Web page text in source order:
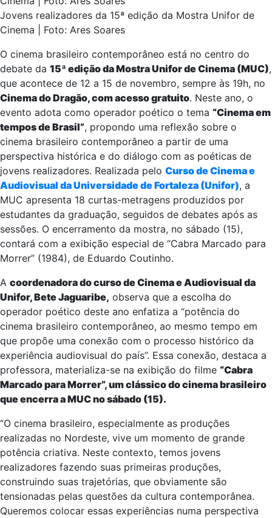
Jovens realizadores da 15ª edição da Mostra Unifor de
Cinema | Foto: Ares Soares
O cinema brasileiro contemporâneo está no centro do
debate da 15ª edição da Mostra Unifor de Cinema (MUC),
que acontece de 12 a 15 de novembro, sempre às 19h, no
Cinema do Dragão, com acesso gratuito. Neste ano, o
evento adota como operador poético o tema “Cinema em
tempos de Brasil”, propondo uma reflexão sobre o
cinema brasileiro contemporâneo a partir de uma
perspectiva histórica e do diálogo com as poéticas de
jovens realizadores. Realizada pelo Curso de Cinema e
Audiovisual da Universidade de Fortaleza (Unifor), a
MUC apresenta 18 curtas-metragens produzidos por
estudantes da graduação, seguidos de debates após as
sessões. O encerramento da mostra, no sábado (15),
contará com a exibição especial de “Cabra Marcado para
Morrer” (1984), de Eduardo Coutinho.
A coordenadora do curso de Cinema e Audiovisual da
Unifor, Bete Jaguaribe, observa que a escolha do
operador poético deste ano enfatiza a “potência do
cinema brasileiro contemporâneo, ao mesmo tempo em
que propõe uma conexão com o processo histórico da
experiência audiovisual do país”. Essa conexão, destaca a
professora, materializa-se na exibição do filme “Cabra
Marcado para Morrer”, um clássico do cinema brasileiro
que encerra a MUC no sábado (15).
“O cinema brasileiro, especialmente as produções
realizadas no Nordeste, vive um momento de grande
potência criativa. Neste contexto, temos jovens
realizadores fazendo suas primeiras produções,
construindo suas trajetórias, que obviamente são
tensionadas pelas questões da cultura contemporânea.
Queremos colocar essas experiências numa perspectiva